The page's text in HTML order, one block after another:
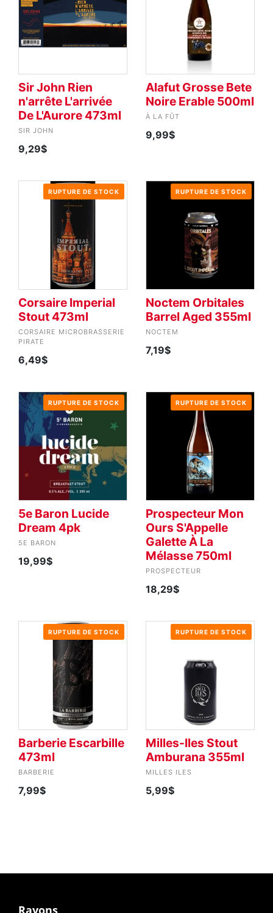
Sir John Rien
n'arrête L'arrivée
De L'Aurore 473ml
SIR JOHN
9,29$
Alafut Grosse Bete
Noire Erable 500ml
À LA FÛT
9,99$
RUPTURE DE STOCK
Corsaire Imperial
Stout 473ml
CORSAIRE MICROBRASSERIE
PIRATE
6,49$
RUPTURE DE STOCK
Noctem Orbitales
Barrel Aged 355ml
NOCTEM
7,19$
RUPTURE DE STOCK
5e Baron Lucide
Dream 4pk
5E BARON
19,99$
RUPTURE DE STOCK
Prospecteur Mon
Ours S'Appelle
Galette À La
Mélasse 750ml
PROSPECTEUR
18,29$
RUPTURE DE STOCK
Barberie Escarbille
473ml
BARBERIE
7,99$
RUPTURE DE STOCK
Milles-Iles Stout
Amburana 355ml
MILLES ILES
5,99$
Rayons